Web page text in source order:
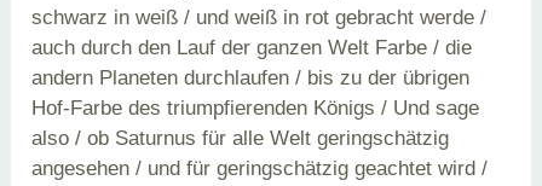
schwarz in weiß / und weiß in rot gebracht werde /
auch durch den Lauf der ganzen Welt Farbe / die
andern Planeten durchlaufen / bis zu der übrigen
Hof-Farbe des triumpfierenden Königs / Und sage
also / ob Saturnus für alle Welt geringschätzig
angesehen / und für geringschätzig geachtet wird /